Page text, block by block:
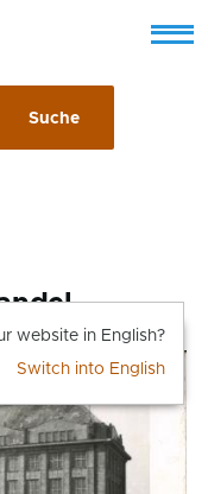
Menu
website in English?
Switch into English